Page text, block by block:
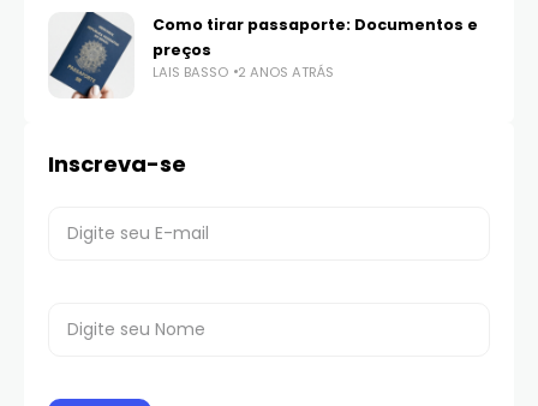
Como tirar passaporte: Documentos e
preços
LAIS BASSO 2 ANOS ATRÁS
Inscreva-se